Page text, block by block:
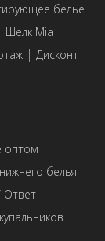
белье
Шелк Mia
Дисконт
оптом
белья
Ответ